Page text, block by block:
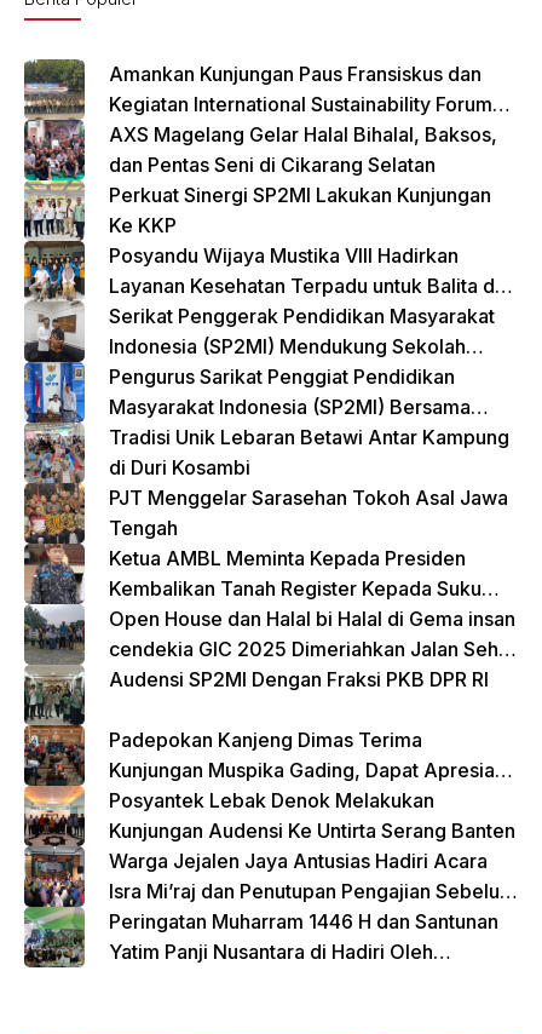
o
k
Amankan Kunjungan Paus Fransiskus dan
Kegiatan International Sustainability Forum
(ISF) 2024 TNI-Polri Gelar Apel Pasukan
Gabungan
AXS Magelang Gelar Halal Bihalal, Baksos,
dan Pentas Seni di Cikarang Selatan
Perkuat Sinergi SP2MI Lakukan Kunjungan
Ke KKP
Posyandu Wijaya Mustika VIII Hadirkan
Layanan Kesehatan Terpadu untuk Balita dan
Lansia
Serikat Penggerak Pendidikan Masyarakat
Indonesia (SP2MI) Mendukung Sekolah
Rakyat yang Digagas oleh Kemensos
Pengurus Sarikat Penggiat Pendidikan
Masyarakat Indonesia (SP2MI) Bersama
Nusadaya Akademik Kunjungi Kementerian
BP2MI
Tradisi Unik Lebaran Betawi Antar Kampung
di Duri Kosambi
PJT Menggelar Sarasehan Tokoh Asal Jawa
Tengah
Ketua AMBL Meminta Kepada Presiden
Kembalikan Tanah Register Kepada Suku
Lampung
Open House dan Halal bi Halal di Gema insan
cendekia GIC 2025 Dimeriahkan Jalan Sehat
dan Bazar Kreatif
Audensi SP2MI Dengan Fraksi PKB DPR RI
Padepokan Kanjeng Dimas Terima
Kunjungan Muspika Gading, Dapat Apresiasi
atas Kontribusi Sosial dan Keagamaan
Posyantek Lebak Denok Melakukan
Kunjungan Audensi Ke Untirta Serang Banten
Warga Jejalen Jaya Antusias Hadiri Acara
Isra Mi’raj dan Penutupan Pengajian Sebelum
Ramadhan
Peringatan Muharram 1446 H dan Santunan
Yatim Panji Nusantara di Hadiri Oleh